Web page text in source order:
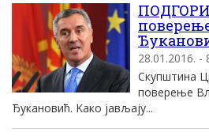
28.01.2016. -
Скупштина
поверење
Ђукановић. Kако jављаjу...